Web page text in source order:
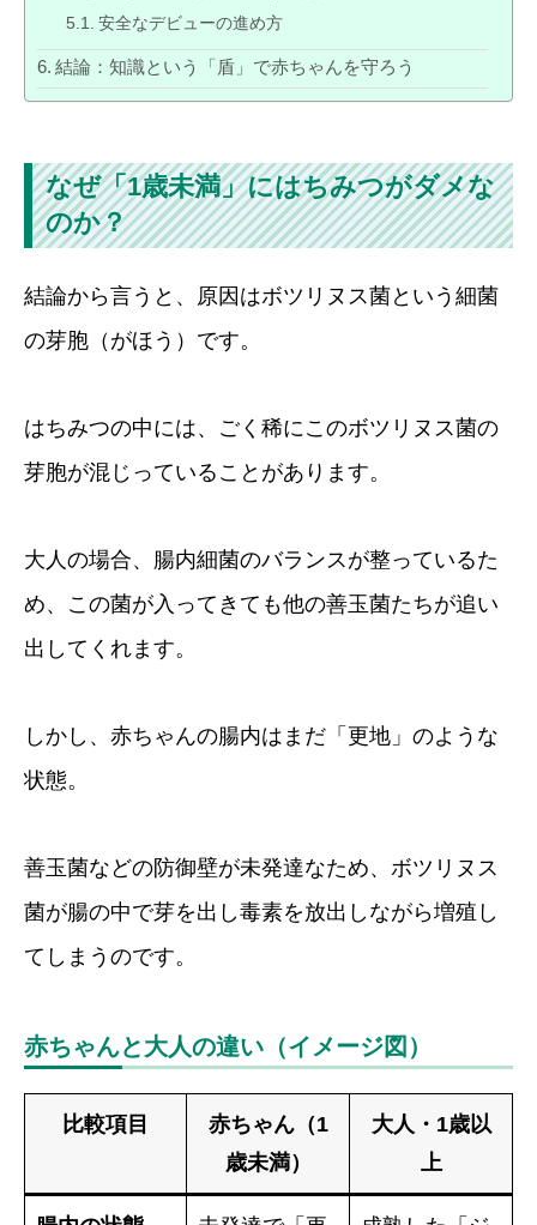
安全なデビューの進め方
結論：知識という「盾」で赤ちゃんを守ろう
なぜ「1歳未満」にはちみつがダメな
のか？
結論から言うと、原因はボツリヌス菌という細菌
の芽胞（がほう）です。
はちみつの中には、ごく稀にこのボツリヌス菌の
芽胞が混じっていることがあります。
大人の場合、腸内細菌のバランスが整っているた
め、この菌が入ってきても他の善玉菌たちが追い
出してくれます。
しかし、赤ちゃんの腸内はまだ「更地」のような
状態。
善玉菌などの防御壁が未発達なため、ボツリヌス
菌が腸の中で芽を出し毒素を放出しながら増殖し
てしまうのです。
赤ちゃんと大人の違い（イメージ図）
比較項目
赤ちゃん（1
歳未満）
大人・1歳以
上